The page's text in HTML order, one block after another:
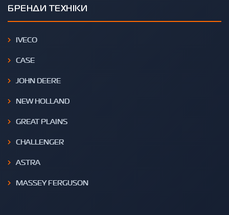
БРЕНДИ ТЕХНІКИ
IVECO
CASE
JOHN DEERE
NEW HOLLAND
GREAT PLAINS
CHALLENGER
ASTRA
MASSEY FERGUSON